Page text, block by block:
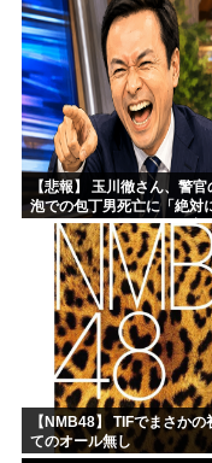
【悲報】 玉川徹さん、警官
泡での包丁男死亡に「絶対
刑にならない罪なのに警察
刑にした！」 → 元警官のマ
スがコチラ → ………
【NMB48】 TIFでまさかの
てのオール無し